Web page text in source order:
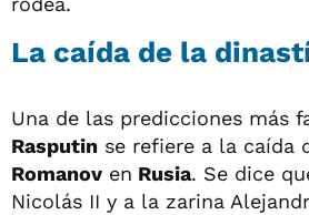
La caída de la
Una de las predicciones más
Rasputin se refiere a la caída
Romanov en Rusia. Se dice
Nicolás II y a la zarina